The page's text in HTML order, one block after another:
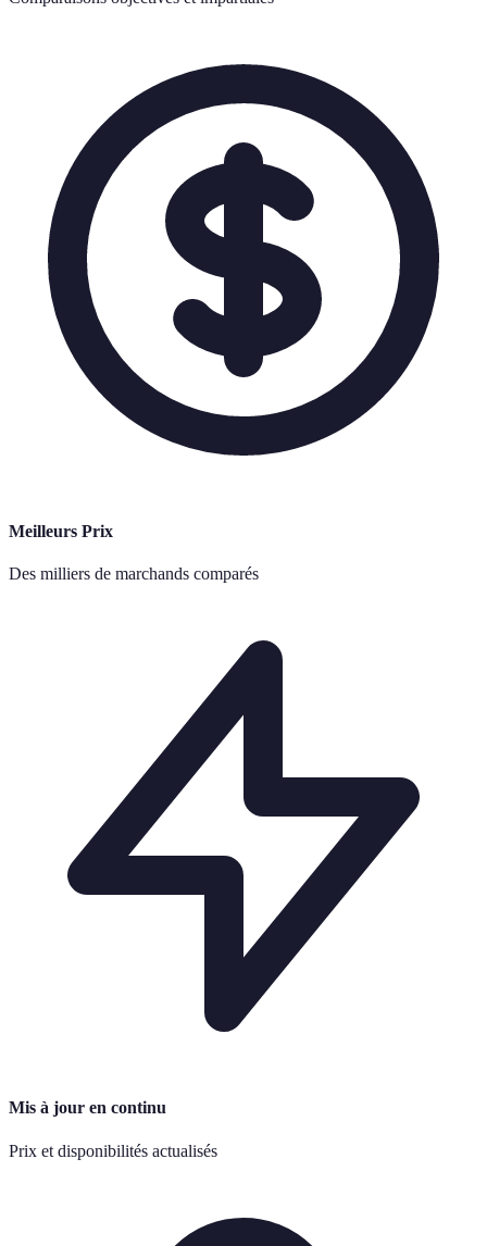
Meilleurs Prix
Des milliers de marchands comparés
Mis à jour en continu
Prix et disponibilités actualisés